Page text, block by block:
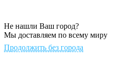
Не нашли Ваш город?
Мы доставляем по всему миру
Продолжить без города